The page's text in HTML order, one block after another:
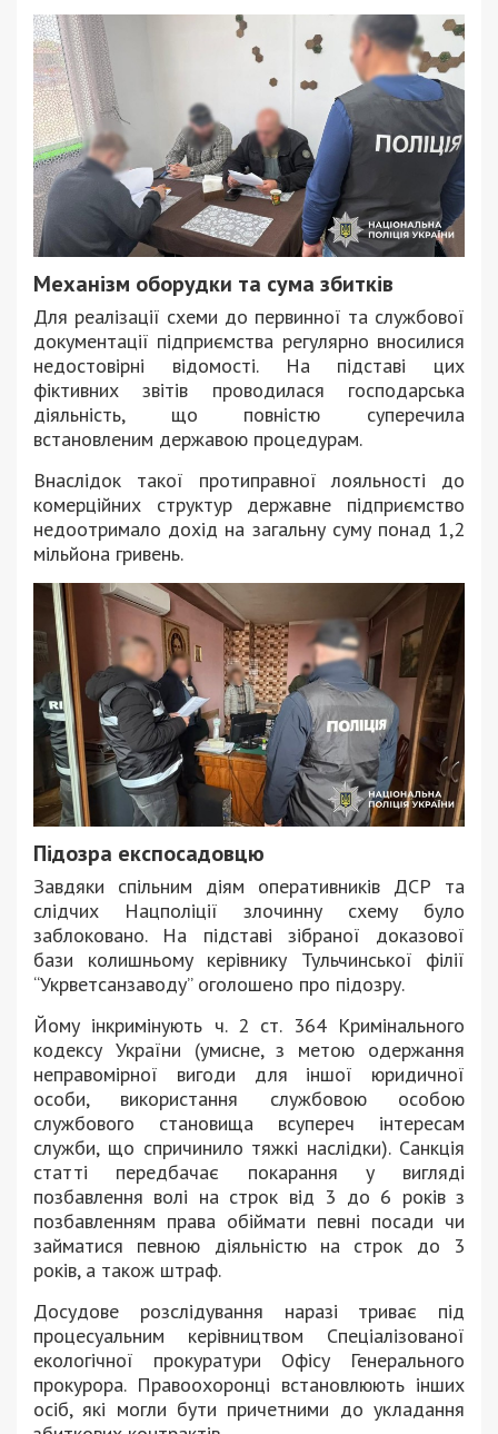
Механізм оборудки та сума збитків
Для реалізації схеми до первинної та службової
документації підприємства регулярно вносилися
недостовірні відомості. На підставі цих
фіктивних звітів проводилася господарська
діяльність, що повністю суперечила
встановленим державою процедурам.
Внаслідок такої протиправної лояльності до
комерційних структур державне підприємство
недоотримало дохід на загальну суму понад 1,2
мільйона гривень.
Підозра експосадовцю
Завдяки спільним діям оперативників ДСР та
слідчих Нацполіції злочинну схему було
заблоковано. На підставі зібраної доказової
бази колишньому керівнику Тульчинської філії
“Укрветсанзаводу” оголошено про підозру.
Йому інкримінують ч. 2 ст. 364 Кримінального
кодексу України (умисне, з метою одержання
неправомірної вигоди для іншої юридичної
особи, використання службовою особою
службового становища всупереч інтересам
служби, що спричинило тяжкі наслідки). Санкція
статті передбачає покарання у вигляді
позбавлення волі на строк від 3 до 6 років з
позбавленням права обіймати певні посади чи
займатися певною діяльністю на строк до 3
років, а також штраф.
Досудове розслідування наразі триває під
процесуальним керівництвом Спеціалізованої
екологічної прокуратури Офісу Генерального
прокурора. Правоохоронці встановлюють інших
осіб, які могли бути причетними до укладання